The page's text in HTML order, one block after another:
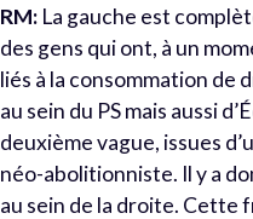
RM: La gauche est
des gens qui ont, à un
liés à la consommation de
au sein du PS mais aussi
deuxième vague, issues
néo-abolitionniste. Il y a
au sein de la droite.